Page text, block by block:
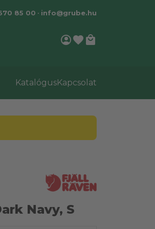
85 00 • info@grube.hu
account_circlefavorite local_mall
KatalógusKapcsolat
Navy, S